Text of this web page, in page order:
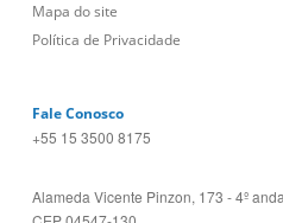
Mapa do site
Política de Privacidade
Fale Conosco
+55 15 3500 8175
Alameda Vicente Pinzon, 173 - 4º